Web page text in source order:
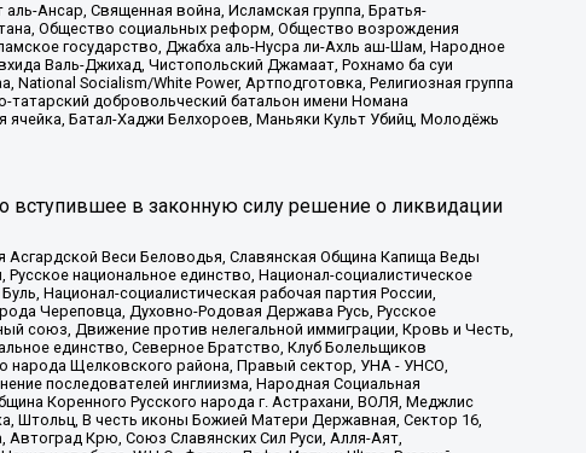
Ансар, Священная война, Исламская группа, Братья-
Общество социальных реформ, Общество возрождения
государство, Джабха аль-Нусра ли-Ахль аш-Шам, Народное
Валь-Джихад, Чистопольский Джамаат, Рохнамо ба суи
Socialism/White Power, Артподготовка, Религиозная группа
татарский добровольческий батальон имени Номана
Батал-Хаджи Белхороев, Маньяки Культ Убийц, Молодёжь
вступившее в законную силу решение о ликвидации
Веси Беловодья, Славянская Община Капища Веды
национальное единство, Национал-социалистическое
Национал-социалистическая рабочая партия России,
Череповца, Духовно-Родовая Держава Русь, Русское
союз, Движение против нелегальной иммиграции, Кровь и Честь,
единство, Северное Братство, Клуб Болельщиков
народа Щелковского района, Правый сектор, УНА - УНСО,
последователей инглиизма, Народная Социальная
Коренного Русского народа г. Астрахани, ВОЛЯ, Меджлис
Штольц, В честь иконы Божией Матери Державная, Сектор 16,
Крю, Союз Славянских Сил Руси, Алля-Аят,